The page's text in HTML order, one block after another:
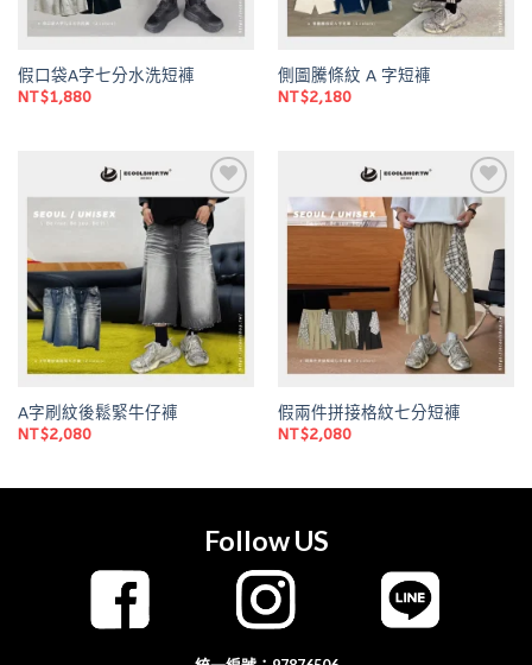
假口袋A字七分水洗短褲
NT$1,880
側圖騰條紋 A 字短褲
NT$2,180
Add to
wishlist
A字刷紋後鬆緊牛仔褲
NT$2,080
Add to
wishlist
假兩件拼接格紋七分短褲
NT$2,080
Follow US